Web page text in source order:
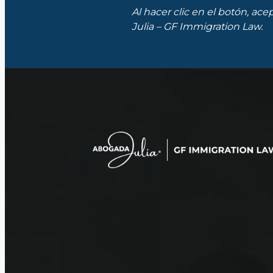
t
*
Al hacer clic en el botón,
Julia – GF Immigration Law.